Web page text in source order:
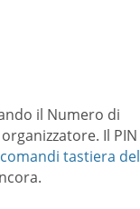
il Numero di
Il PIN
comandi tastiera del